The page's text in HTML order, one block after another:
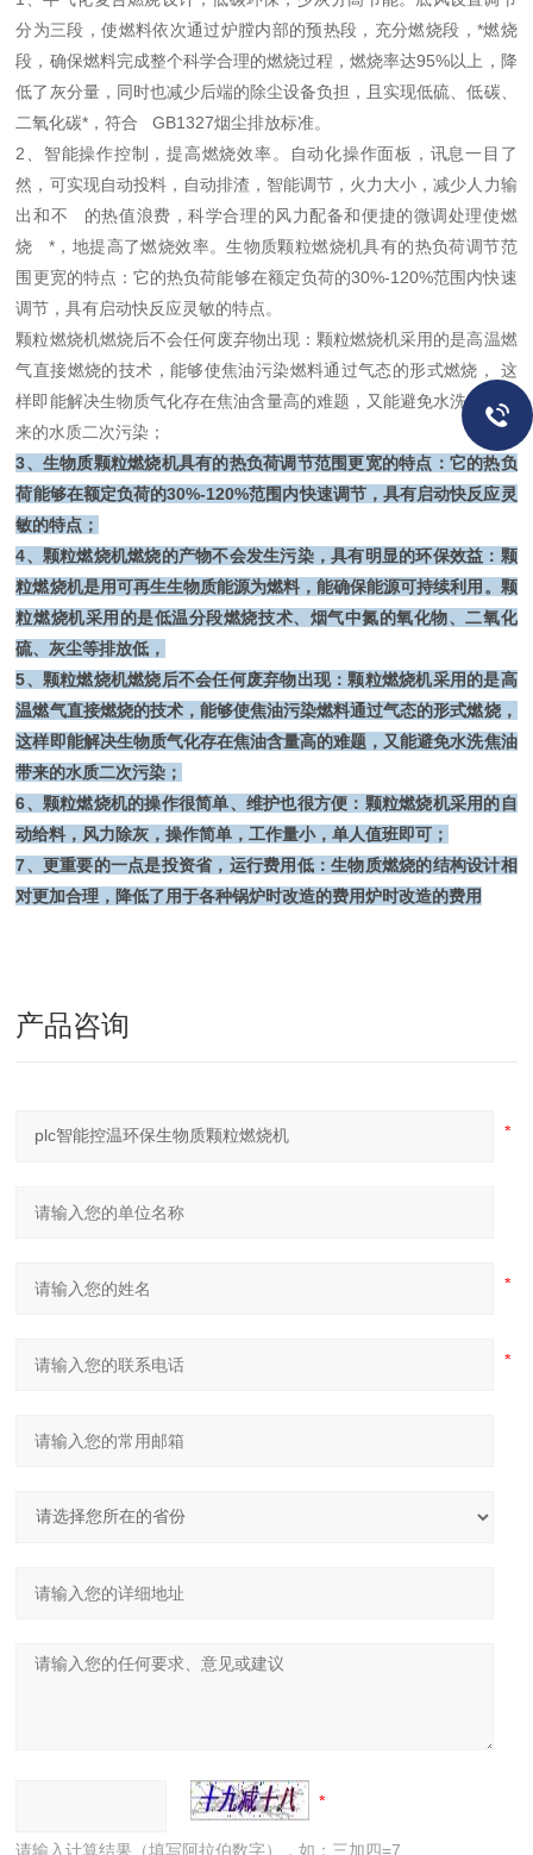
分为三段，使燃料依次通过炉膛内部的预热段，充分燃烧段，*燃烧
段，确保燃料完成整个科学合理的燃烧过程，燃烧率达95%以上，降
低了灰分量，同时也减少后端的除尘设备负担，且实现低硫、低碳、
二氧化碳*，符合 GB1327烟尘排放标准。
2、智能操作控制，提高燃烧效率。自动化操作面板，讯息一目了
然，可实现自动投料，自动排渣，智能调节，火力大小，减少人力输
出和不 的热值浪费，科学合理的风力配备和便捷的微调处理使燃
烧 *，地提高了燃烧效率。生物质颗粒燃烧机具有的热负荷调节范
围更宽的特点：它的热负荷能够在额定负荷的30%-120%范围内快速
调节，具有启动快反应灵敏的特点。
颗粒燃烧机燃烧后不会任何废弃物出现：颗粒燃烧机采用的是高温燃
气直接燃烧的技术，能够使焦油污染燃料通过气态的形式燃烧， 这
样即能解决生物质气化存在焦油含量高的难题，又能避免水洗焦油带
来的水质二次污染；
3、生物质颗粒燃烧机具有的热负荷调节范围更宽的特点：它的热负
荷能够在额定负荷的30%-120%范围内快速调节，具有启动快反应灵
敏的特点；
4、颗粒燃烧机燃烧的产物不会发生污染，具有明显的环保效益：颗
粒燃烧机是用可再生生物质能源为燃料，能确保能源可持续利用。颗
粒燃烧机采用的是低温分段燃烧技术、烟气中氮的氧化物、二氧化
硫、灰尘等排放低，
5、颗粒燃烧机燃烧后不会任何废弃物出现：颗粒燃烧机采用的是高
温燃气直接燃烧的技术，能够使焦油污染燃料通过气态的形式燃烧，
这样即能解决生物质气化存在焦油含量高的难题，又能避免水洗焦油
带来的水质二次污染；
6、颗粒燃烧机的操作很简单、维护也很方便：颗粒燃烧机采用的自
动给料，风力除灰，操作简单，工作量小，单人值班即可；
7、更重要的一点是投资省，运行费用低：生物质燃烧的结构设计相
对更加合理，降低了用于各种锅炉时改造的费用炉时改造的费用
产品咨询
请输入计算结果（填写阿拉伯数字），如：三加四=7